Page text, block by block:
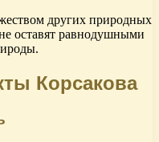
других природных
оставят равнодушными
Корсакова